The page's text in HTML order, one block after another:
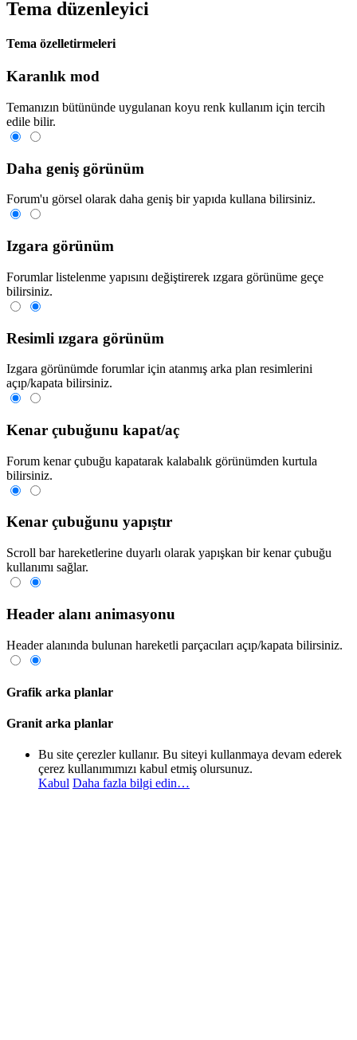
Tema düzenleyici
Tema özelletirmeleri
Karanlık mod
Temanızın bütününde uygulanan koyu renk kullanım için tercih
edile bilir.
Daha geniş görünüm
Forum'u görsel olarak daha geniş bir yapıda kullana bilirsiniz.
Izgara görünüm
Forumlar listelenme yapısını değiştirerek ızgara görünüme geçe
bilirsiniz.
Resimli ızgara görünüm
Izgara görünümde forumlar için atanmış arka plan resimlerini
açıp/kapata bilirsiniz.
Kenar çubuğunu kapat/aç
Forum kenar çubuğu kapatarak kalabalık görünümden kurtula
bilirsiniz.
Kenar çubuğunu yapıştır
Scroll bar hareketlerine duyarlı olarak yapışkan bir kenar çubuğu
kullanımı sağlar.
Header alanı animasyonu
Header alanında bulunan hareketli parçacıları açıp/kapata bilirsiniz.
Grafik arka planlar
Granit arka planlar
Bu site çerezler kullanır. Bu siteyi kullanmaya devam ederek
çerez kullanımımızı kabul etmiş olursunuz.
Kabul Daha fazla bilgi edin…